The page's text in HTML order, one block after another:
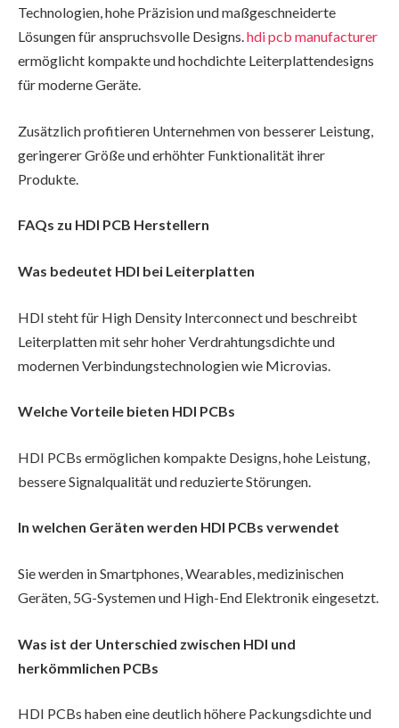
Technologien, hohe Präzision und maßgeschneiderte
Lösungen für anspruchsvolle Designs.hdi pcb manufacturer
ermöglicht kompakte und hochdichte Leiterplattendesigns
für moderne Geräte.
Zusätzlich profitieren Unternehmen von besserer Leistung,
geringerer Größe und erhöhter Funktionalität ihrer
Produkte.
FAQs zu HDI PCB Herstellern
Was bedeutet HDI bei Leiterplatten
HDI steht für High Density Interconnect und beschreibt
Leiterplatten mit sehr hoher Verdrahtungsdichte und
modernen Verbindungstechnologien wie Microvias.
Welche Vorteile bieten HDI PCBs
HDI PCBs ermöglichen kompakte Designs, hohe Leistung,
bessere Signalqualität und reduzierte Störungen.
In welchen Geräten werden HDI PCBs verwendet
Sie werden in Smartphones, Wearables, medizinischen
Geräten, 5G-Systemen und High-End Elektronik eingesetzt.
Was ist der Unterschied zwischen HDI und
herkömmlichen PCBs
HDI PCBs haben eine deutlich höhere Packungsdichte und